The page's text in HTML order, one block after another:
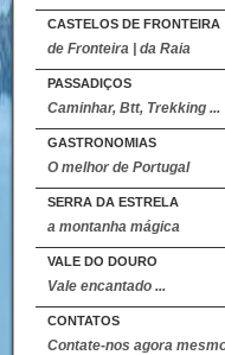
CASTELOS DE FRONTEIRA
de Fronteira | da Raia
PASSADIÇOS
Caminhar, Btt, Trekking ...
GASTRONOMIAS
O melhor de Portugal
SERRA DA ESTRELA
a montanha mágica
VALE DO DOURO
Vale encantado ...
CONTATOS
Contate-nos agora